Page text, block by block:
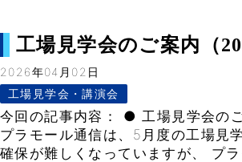
工場見学会のご案内（
2026年04月02日
工場見学会・講演会
今回の記事内容： ● 工場見学会の
プラモール通信は、5月度の工場見
確保が難しくなっていますが、 プ